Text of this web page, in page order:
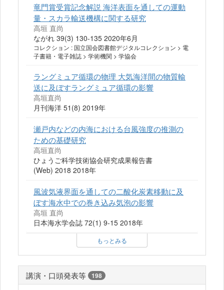
竜門賞受賞記念解説 海洋表面を通しての運動
量・スカラ輸送機構に関する研究
高垣 直尚
ながれ 39(3) 130-135 2020年6月
コレクション : 国立国会図書館デジタルコレクション > 電
子書籍・電子雑誌 > 学術機関 > 学協会
ラングミュア循環の物理 大気海洋間の物質輸
送に及ぼすラングミュア循環の影響
高垣直尚
月刊海洋 51(8) 2019年
瀬戸内などの内海における台風強度の推測の
ための基礎研究
高垣直尚
ひょうご科学技術協会研究成果報告書
(Web) 2018 2018年
風波気液界面を通しての二酸化炭素移動に及
ぼす海水中での巻き込み気泡の影響
高垣 直尚
日本海水学会誌 72(1) 9-15 2018年
もっとみる
講演・口頭発表等 198